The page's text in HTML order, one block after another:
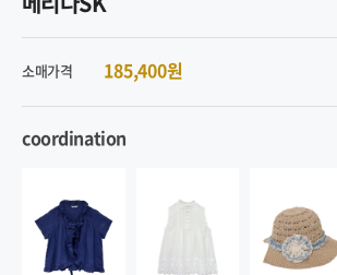
소매가격 185,400원
coordination